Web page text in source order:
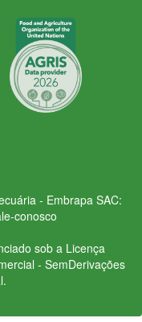
- Embrapa SAC:
conosco
sob a Licença
- SemDerivações